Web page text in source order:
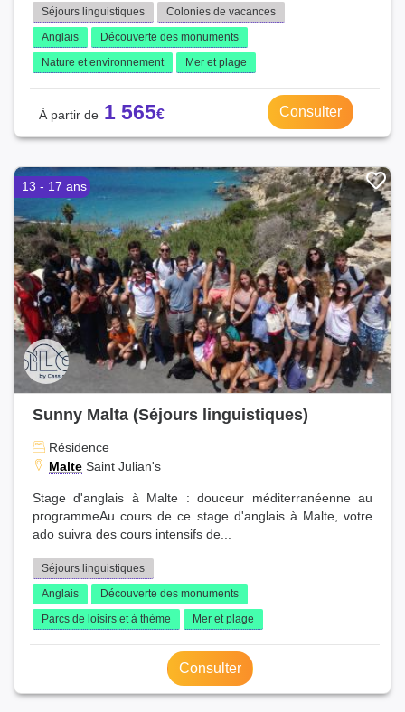
Séjours linguistiques
Colonies de vacances
Anglais
Découverte des monuments
Nature et environnement
Mer et plage
1 565 Consulter
13 - 17 ans
Sunny Malta (Séjours linguistiques)
Résidence
Malte Saint Julian's
Stage d'anglais à Malte : douceur méditerranéenne au
programmeAu cours de ce stage d'anglais à Malte, votre
ado suivra des cours intensifs de...
Séjours linguistiques
Anglais
Découverte des monuments
Parcs de loisirs et à thème
Mer et plage
Consulter